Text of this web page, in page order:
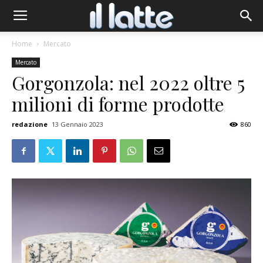
Home Mercato
Mercato
Gorgonzola: nel 2022 oltre 5
milioni di forme prodotte
redazione 13 Gennaio 2023 860